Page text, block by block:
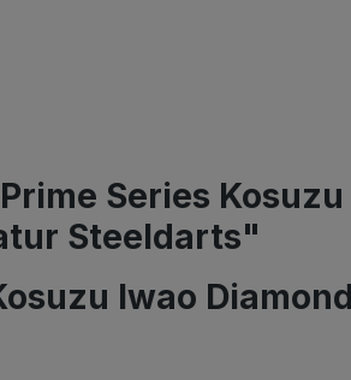
Series
Steeldarts"
Iwao